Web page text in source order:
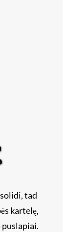
tad
kartelę,